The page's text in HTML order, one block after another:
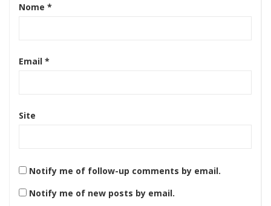
Nome *
Email *
Site
Notify me of follow-up comments by email.
Notify me of new posts by email.